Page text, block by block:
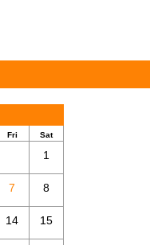
Fri Sat
1
7 8
14 15